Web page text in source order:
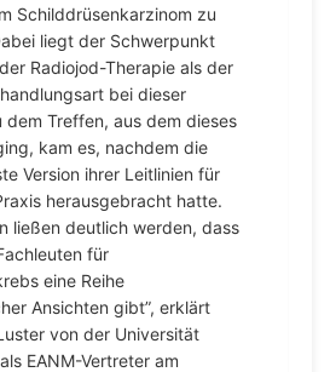
Schilddrüsenkarzinom zu
liegt der Schwerpunkt
Radiojod-Therapie als der
bei dieser
dem Treffen, aus dem dieses
kam es, nachdem die
Version ihrer Leitlinien für
herausgebracht hatte.
ließen deutlich werden, dass
für
eine Reihe
Ansichten gibt”, erklärt
von der Universität
EANM-Vertreter am